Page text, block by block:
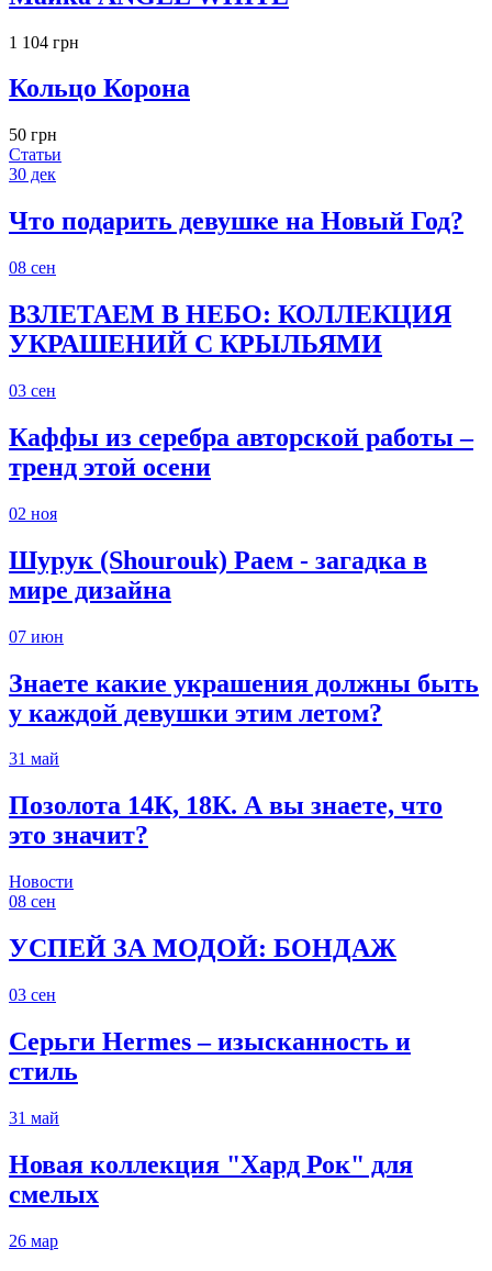
1 104 грн
Кольцо Корона
50 грн
Статьи
30 дек
Что подарить девушке на Новый Год?
08 сен
ВЗЛЕТАЕМ В НЕБО: КОЛЛЕКЦИЯ
УКРАШЕНИЙ С КРЫЛЬЯМИ
03 сен
Каффы из серебра авторской работы –
тренд этой осени
02 ноя
Шурук (Shourouk) Раем - загадка в
мире дизайна
07 июн
Знаете какие украшения должны быть
у каждой девушки этим летом?
31 май
Позолота 14К, 18К. А вы знаете, что
это значит?
Новости
08 сен
УСПЕЙ ЗА МОДОЙ: БОНДАЖ
03 сен
Серьги Hermes – изысканность и
стиль
31 май
Новая коллекция "Хард Рок" для
смелых
26 мар